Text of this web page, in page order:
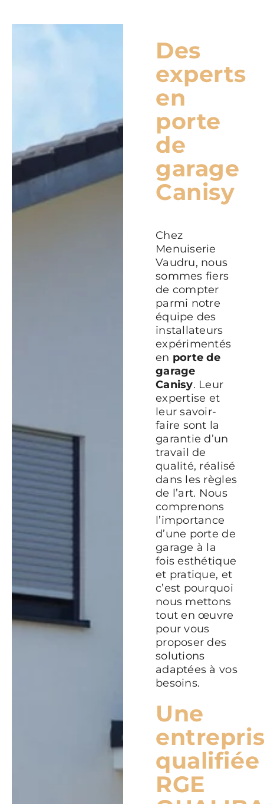
Des
experts
en
porte
de
garage
Canisy
Chez
Menuiserie
Vaudru, nous
sommes fiers
de compter
parmi notre
équipe des
installateurs
expérimentés
en porte de
garage
Canisy. Leur
expertise et
leur savoir-
faire sont la
garantie d’un
travail de
qualité, réalisé
dans les règles
de l’art. Nous
comprenons
l’importance
d’une porte de
garage à la
fois esthétique
et pratique, et
c’est pourquoi
nous mettons
tout en œuvre
pour vous
proposer des
solutions
adaptées à vos
besoins.
Une
qualifiée
RGE